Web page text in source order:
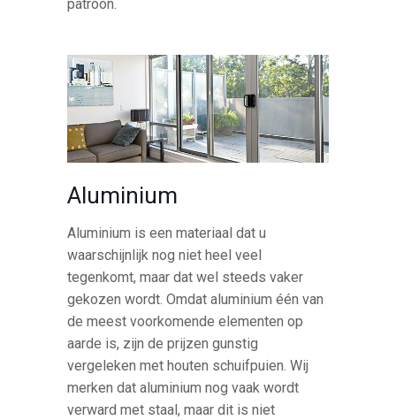
patroon.
Aluminium
Aluminium is een materiaal dat u
waarschijnlijk nog niet heel veel
tegenkomt, maar dat wel steeds vaker
gekozen wordt. Omdat aluminium één van
de meest voorkomende elementen op
aarde is, zijn de prijzen gunstig
vergeleken met houten schuifpuien. Wij
merken dat aluminium nog vaak wordt
verward met staal, maar dit is niet